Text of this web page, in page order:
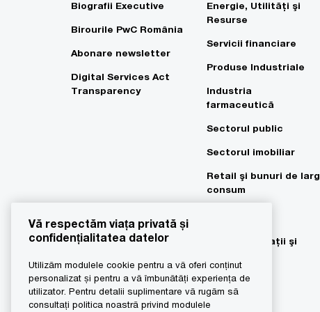
Biografii Executive
Birourile PwC România
Abonare newsletter
Digital Services Act
Transparency
Energie, Utilităţi şi
Resurse
Servicii financiare
Produse Industriale
Industria
farmaceutică
Sectorul public
Sectorul imobiliar
Retail şi bunuri de larg
consum
telecomunicaţii şi
Vă respectăm viața privată și
confidențialitatea datelor
Utilizăm modulele cookie pentru a vă oferi conținut
personalizat și pentru a vă îmbunătăți experiența de
utilizator. Pentru detalii suplimentare vă rugăm să
consultați politica noastră privind modulele